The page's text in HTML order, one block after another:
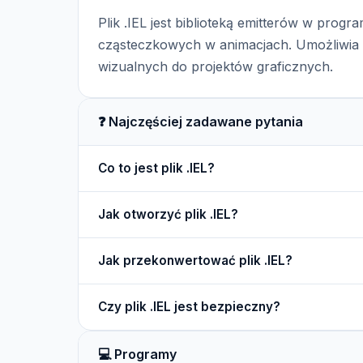
Plik .IEL jest biblioteką emitterów w
cząsteczkowych w animacjach.
wizualnych do projektów graficznych.
❓ Najczęściej zadawane pytania
Co to jest plik .IEL?
wykorzystania w projektach graficznych.
Jak otworzyć plik .IEL?
załadować plik w aplikacji.
Jak przekonwertować plik .IEL?
Można jednak eksperymentować z efektami w
Czy plik .IEL jest bezpieczny?
ostrożność przy otwieraniu plików z nieznanych
💻 Programy